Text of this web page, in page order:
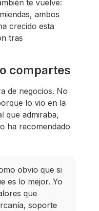
te vuelve:
ambos
crecido esta
tras
compartes
de negocios. No
lo vio en la
que admiraba,
ha recomendado
obvio que si
es lo mejor. Yo
que
soporte